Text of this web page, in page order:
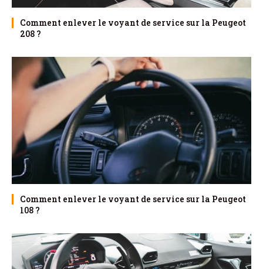
Comment enlever le voyant de service sur la Peugeot
208 ?
Comment enlever le voyant de service sur la Peugeot
108 ?